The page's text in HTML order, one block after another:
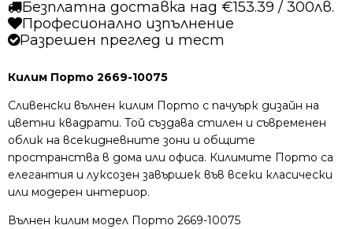
Безплатна доставка над €153.39 / 300лв.
Професионално изпълнение
Разрешен преглед и тест
Килим Порто 2669-10075
Сливенски вълнен килим Порто с пачуърк дизайн на
цветни квадрати. Той създава стилен и съвременен
облик на всекидневните зони и общите
пространства в дома или офиса. Килимите Порто са
елегантия и луксозен завършек във всеки класически
или модерен интериор.
Вълнен килим модел Порто 2669-10075